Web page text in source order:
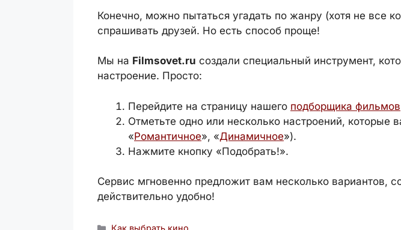
Конечно, можно пытаться угадать по жанру (хотя не все
спрашивать друзей. Но есть способ проще!
Мы на Filmsovet.ru создали специальный инструмент,
настроение. Просто:
Перейдите на страницу нашего подборщика фильмов
Отметьте одно или несколько настроений, которые
«Романтичное», «Динамичное»).
Нажмите кнопку «Подобрать!».
Сервис мгновенно предложит вам несколько вариантов,
действительно удобно!
Рубрики